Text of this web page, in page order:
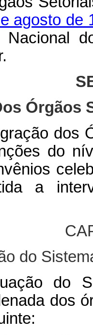
agosto de
Órgãos
dos
do
a
do
do
dos